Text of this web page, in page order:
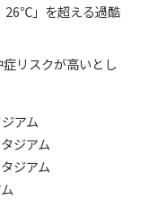
26℃」を超える過酷
リスクが高いとし
アム
ジアム
ジアム